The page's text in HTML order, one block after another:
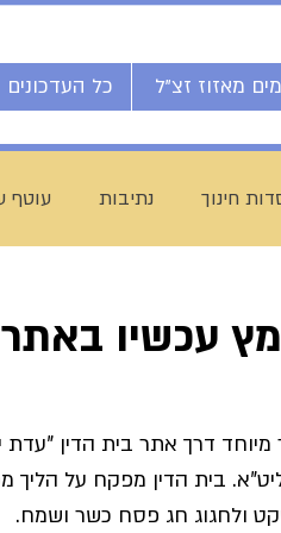
מאזוז זצ"ל כל העדכונים
חינוך נתיבות עוטף
חי מאזוז רשת הכוללים
עכשיו באתר
דרך אתר בית הדין
בית הדין מפקח על הליך
ולחגוג חג פסח כשר ושמח.